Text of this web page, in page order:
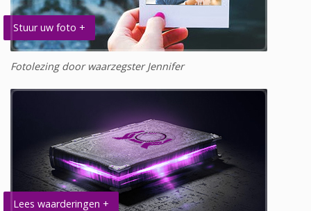
Stuur uw foto +
Fotolezing door waarzegster Jennifer
Lees waarderingen +